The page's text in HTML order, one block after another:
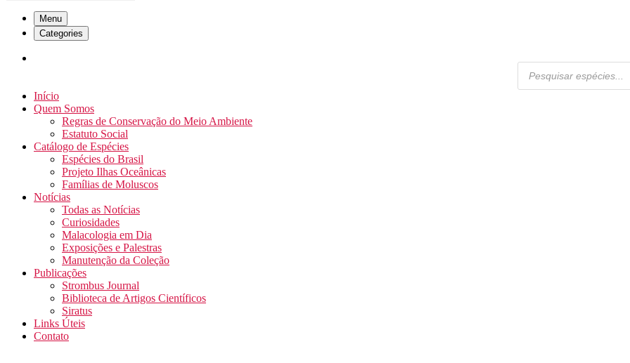
Menu
Categories
Início
Quem Somos
Regras de Conservação do Meio Ambiente
Estatuto Social
Catálogo de Espécies
Espécies do Brasil
Projeto Ilhas Oceânicas
Famílias de Moluscos
Notícias
Todas as Notícias
Curiosidades
Malacologia em Dia
Exposições e Palestras
Manutenção da Coleção
Publicações
Strombus Journal
Biblioteca de Artigos Científicos
Siratus
Links Úteis
Contato